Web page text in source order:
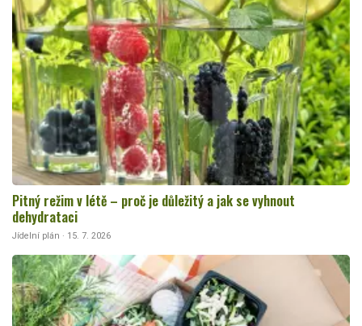
Pitný režim v létě – proč je důležitý a jak se vyhnout
dehydrataci
Jídelní plán · 15. 7. 2026